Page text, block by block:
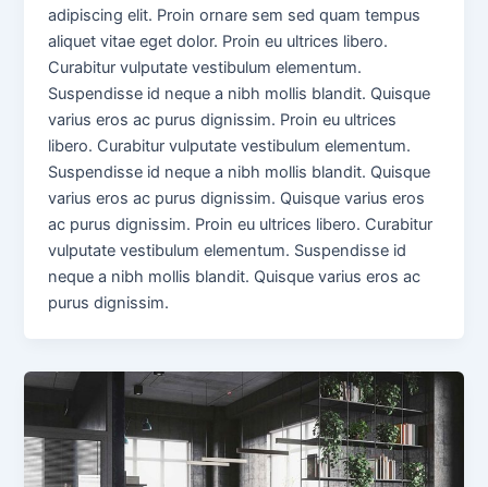
adipiscing elit. Proin ornare sem sed quam tempus
aliquet vitae eget dolor. Proin eu ultrices libero.
Curabitur vulputate vestibulum elementum.
Suspendisse id neque a nibh mollis blandit. Quisque
varius eros ac purus dignissim. Proin eu ultrices
libero. Curabitur vulputate vestibulum elementum.
Suspendisse id neque a nibh mollis blandit. Quisque
varius eros ac purus dignissim. Quisque varius eros
ac purus dignissim. Proin eu ultrices libero. Curabitur
vulputate vestibulum elementum. Suspendisse id
neque a nibh mollis blandit. Quisque varius eros ac
purus dignissim.